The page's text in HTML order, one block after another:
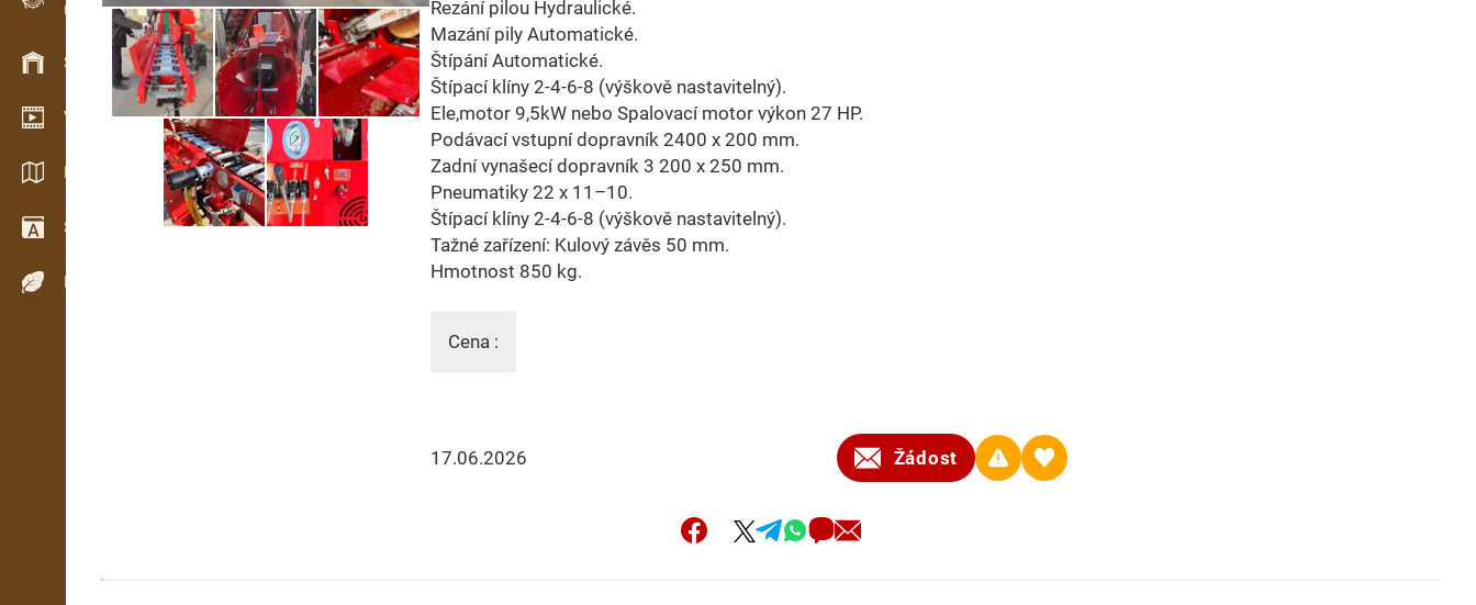
Evidence dřeva v terénu
Skladové hospodářství
Video showroom
Katalogy / Brožury
Slovník
Dřeviny
Řezání pilou Hydraulické.
Mazání pily Automatické.
Štípání Automatické.
Štípací klíny 2-4-6-8 (výškově nastavitelný).
Ele,motor 9,5kW nebo Spalovací motor výkon 27 HP.
Podávací vstupní dopravník 2400 x 200 mm.
Zadní vynašecí dopravník 3 200 x 250 mm.
Pneumatiky 22 x 11–10.
Štípací klíny 2-4-6-8 (výškově nastavitelný).
Tažné zařízení: Kulový závěs 50 mm.
Hmotnost 850 kg.
Cena :
17.06.2026 Žádost